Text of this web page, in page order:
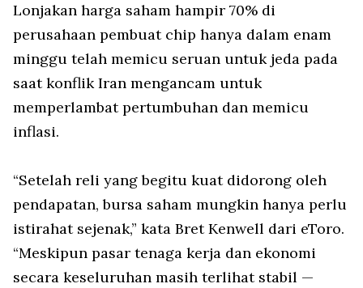
Lonjakan harga saham hampir 70% di
perusahaan pembuat chip hanya dalam enam
minggu telah memicu seruan untuk jeda pada
saat konflik Iran mengancam untuk
memperlambat pertumbuhan dan memicu
inflasi.
“Setelah reli yang begitu kuat didorong oleh
pendapatan, bursa saham mungkin hanya perlu
istirahat sejenak,” kata Bret Kenwell dari eToro.
“Meskipun pasar tenaga kerja dan ekonomi
secara keseluruhan masih terlihat stabil —